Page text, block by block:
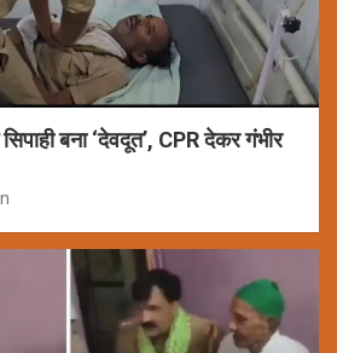
बना ‘देवदूत’, CPR देकर गंभीर